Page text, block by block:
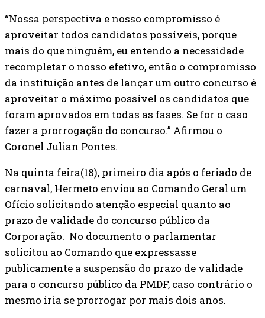
“Nossa perspectiva e nosso compromisso é
aproveitar todos candidatos possíveis, porque
mais do que ninguém, eu entendo a necessidade
recompletar o nosso efetivo, então o compromisso
da instituição antes de lançar um outro concurso é
aproveitar o máximo possível os candidatos que
foram aprovados em todas as fases. Se for o caso
fazer a prorrogação do concurso.” Afirmou o
Coronel Julian Pontes.
Na quinta feira(18), primeiro dia após o feriado de
carnaval, Hermeto enviou ao Comando Geral um
Ofício solicitando atenção especial quanto ao
prazo de validade do concurso público da
Corporação. No documento o parlamentar
solicitou ao Comando que expressasse
publicamente a suspensão do prazo de validade
para o concurso público da PMDF, caso contrário o
mesmo iria se prorrogar por mais dois anos.